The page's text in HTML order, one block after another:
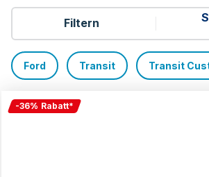
Filtern
Ford Transit Transit
-36% Rabatt*